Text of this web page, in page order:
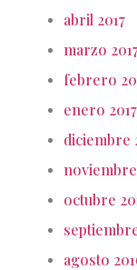
abril 2017
marzo
febrero
enero 2017
diciembre
noviembre
octubre
agosto